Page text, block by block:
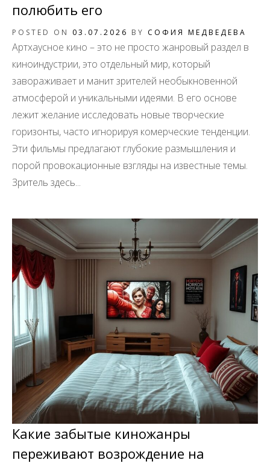
полюбить его
POSTED ON 03.07.2026 BY СОФИЯ МЕДВЕДЕВА
Артхаусное кино – это не просто жанровый раздел в
киноиндустрии, это отдельный мир, который
завораживает и манит зрителей необыкновенной
атмосферой и уникальными идеями. В его основе
лежит желание исследовать новые творческие
горизонты, часто игнорируя комерческие тенденции.
Эти фильмы предлагают глубокие размышления и
порой провокационные взгляды на известные темы.
Зритель здесь...
Какие забытые киножанры
переживают возрождение на